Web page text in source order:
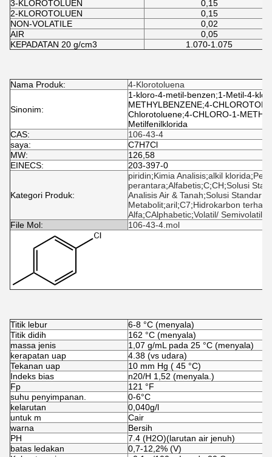
3-KLOROTOLUEN
0,15
2-KLOROTOLUEN
0,15
NON-VOLATILE
0,02
AIR
0,05
KEPADATAN 20 g/cm3
1.070-1.075
Nama Produk: 4-Klorotoluena
Sinonim:
1-kloro-4-metil-benzen;1-Metil-4-
METHYLBENZENE;4-
Chlorotoluene;4-CHLORO-1-
Metilfenilklorida
CAS:
106-43-4
saya:
C7H7Cl
MW:
126,58
EINECS:
203-397-0
Kategori Produk:
piridin;Kimia Analisis;alkil klorida;
perantara;Alfabetis;C;CH;Solusi
Analisis Air & Tanah;Solusi Standar
Metabolit;aril;C7;Hidrokarbon
Alfa;CAlphabetic;Volatil/ Semivolatil
File Mol:
106-43-4.mol
Titik lebur
6-8 °C (menyala)
Titik didih
162 °C (menyala)
massa jenis
1,07 g/mL pada 25 °C (menyala)
kerapatan uap
4.38 (vs udara)
Tekanan uap
10 mm Hg ( 45 °C)
Indeks bias
n20/H 1,52 (menyala.)
Fp
121 °F
suhu penyimpanan.
0-6°C
kelarutan
0,040g/l
untuk m
Cair
warna
Bersih
PH
7.4 (H2O)(larutan air jenuh)
batas ledakan
0,7-12,2% (V)